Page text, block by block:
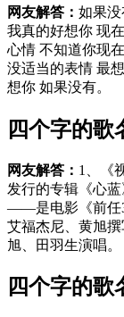
网友解答： 如果
我真的好想你 现
心情 不知道你现
没适当的表情 最
想你 如果没有。
四个字的歌
网友解答： 1、《
发行的专辑《心
——是电影《前任3
艾福杰尼、黄旭
旭、田羽生演唱。
四个字的歌